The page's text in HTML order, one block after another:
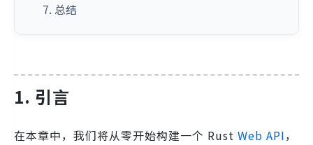
7. 总结
1. 引言
在本章中，我们将从零开始构建一个 Rust Web API，